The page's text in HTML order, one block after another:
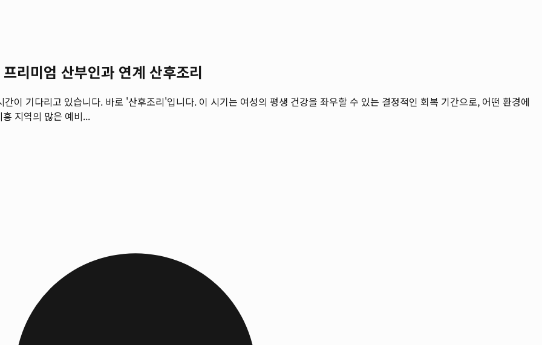
리미엄 산부인과 연계 산후조리
이 기다리고 있습니다. 바로 '산후조리'입니다. 이 시기는 여성의 평생 건강을 좌우할 수 있는 결정적인 회복 기간으로, 어떤 환경에
지역의 많은 예비...